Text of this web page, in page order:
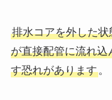
排水コアを外した
が直接配管に流れ
す恐れがあります。